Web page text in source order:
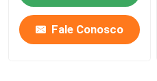
Fale Conosco